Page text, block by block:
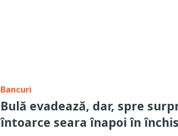
Bancuri
Bulă evadează, dar, spre
întoarce seara înapoi în